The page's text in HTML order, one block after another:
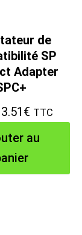
de
SP
Adapter
Le
prix
initial
était :
3.51 € Le
est :
TTC
au